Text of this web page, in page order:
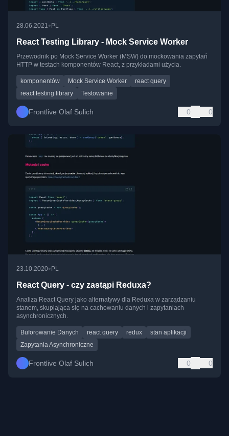
28.06.2021 •PL
React Testing Library - Mock Service Worker
Przewodnik po Mock Service Worker (MSW) do mockowania zapytań
HTTP w testach komponentów React, z przykładami użycia.
komponentów Mock Service Worker
react query
react testing library
Testowanie
Frontlive Olaf Sulich 0 0
23.10.2020• PL
React Query - czy zastąpi Reduxa?
Analiza React Query jako alternatywy dla Reduxa w zarządzaniu
stanem, skupiająca się na cachowaniu danych i zapytaniach
asynchronicznych.
Buforowanie Danych react query redux
stan aplikacji
Zapytania Asynchroniczne
Frontlive Olaf Sulich 0 0